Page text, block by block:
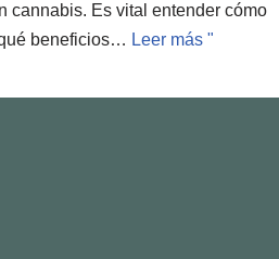
cannabis. Es vital entender cómo
beneficios… Leer más "